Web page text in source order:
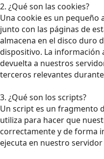
2. ¿Qué son las cookies?
Una cookie es un pequeño
junto con las páginas de
almacena en el disco duro
dispositivo. La información
devuelta a nuestros
terceros relevantes
3. ¿Qué son los scripts?
Un script es un fragmento
utiliza para hacer que
correctamente y de forma
ejecuta en nuestro